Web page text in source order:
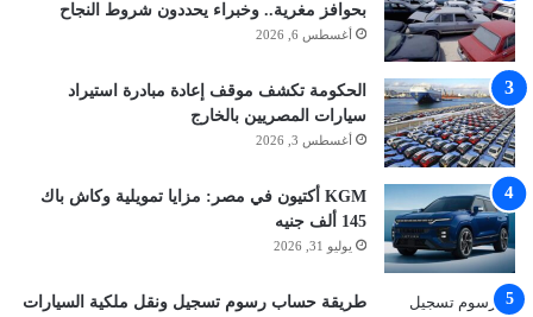
بحوافز مغرية.. وخبراء يحددون شروط النجاح
أغسطس 6, 2026
الحكومة تكشف موقف إعادة مبادرة استيراد
سيارات المصريين بالخارج
أغسطس 3, 2026
KGM أكتيون في مصر: مزايا تمويلية وكاش باك
145 ألف جنيه
يوليو 31, 2026
طريقة حساب رسوم تسجيل ونقل ملكية السيارات